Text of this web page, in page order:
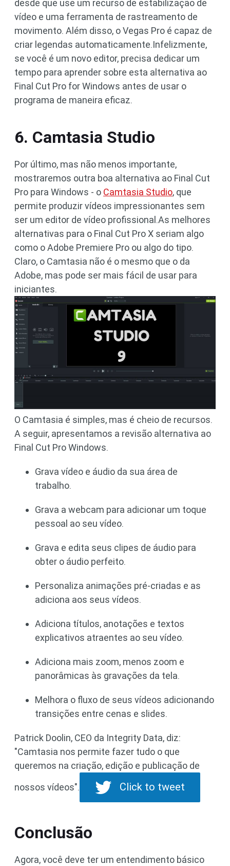
desde que use um recurso de estabilização de
vídeo e uma ferramenta de rastreamento de
movimento. Além disso, o Vegas Pro é capaz de
criar legendas automaticamente.Infelizmente,
se você é um novo editor, precisa dedicar um
tempo para aprender sobre esta alternativa ao
Final Cut Pro for Windows antes de usar o
programa de maneira eficaz.
6. Camtasia Studio
Por último, mas não menos importante,
mostraremos outra boa alternativa ao Final Cut
Pro para Windows - o Camtasia Studio, que
permite produzir vídeos impressionantes sem
ser um editor de vídeo profissional.As melhores
alternativas para o Final Cut Pro X seriam algo
como o Adobe Premiere Pro ou algo do tipo.
Claro, o Camtasia não é o mesmo que o da
Adobe, mas pode ser mais fácil de usar para
iniciantes.
O Camtasia é simples, mas é cheio de recursos.
A seguir, apresentamos a revisão alternativa ao
Final Cut Pro Windows.
Grava vídeo e áudio da sua área de
trabalho.
Grava a webcam para adicionar um toque
pessoal ao seu vídeo.
Grava e edita seus clipes de áudio para
obter o áudio perfeito.
Personaliza animações pré-criadas e as
adiciona aos seus vídeos.
Adiciona títulos, anotações e textos
explicativos atraentes ao seu vídeo.
Adiciona mais zoom, menos zoom e
panorâmicas às gravações da tela.
Melhora o fluxo de seus vídeos adicionando
transições entre cenas e slides.
Patrick Doolin, CEO da Integrity Data, diz:
"Camtasia nos permite fazer tudo o que
queremos na criação, edição e publicação de
nossos vídeos".
Click to tweet
Conclusão
Agora, você deve ter um entendimento básico